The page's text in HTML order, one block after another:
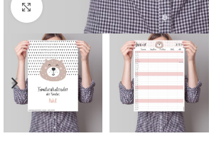
Komplette Ansicht